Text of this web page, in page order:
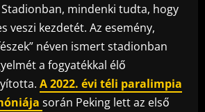
mindenki tudta, hogy
veszi kezdetét. Az esemény,
néven ismert stadionban
a fogyatékkal élő
A 2022. évi téli paralimpia
során Peking lett az első